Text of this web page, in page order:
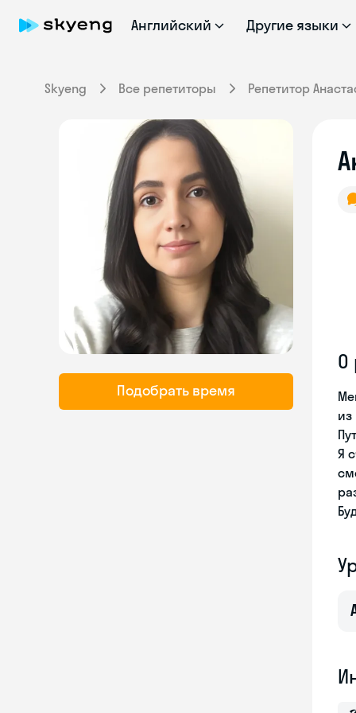
Английский Другие языки
Skyeng Все репетиторы Репетитор
Подобрать время
О
из
Я